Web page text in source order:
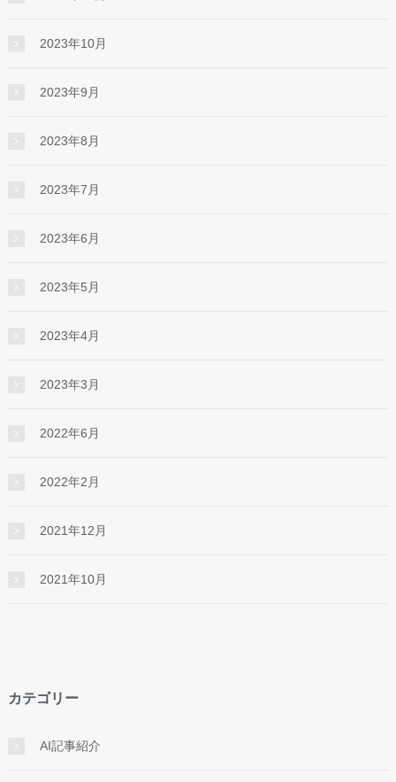
2023年10月
2023年9月
2023年8月
2023年7月
2023年6月
2023年5月
2023年4月
2023年3月
2022年6月
2022年2月
2021年12月
2021年10月
カテゴリー
AI記事紹介